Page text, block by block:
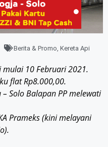
Berita & Promo Kereta Api
mulai 10 Februari 2021.
flat Rp8.000,00.
Solo Balapan PP melewati
Prameks (kini melayani